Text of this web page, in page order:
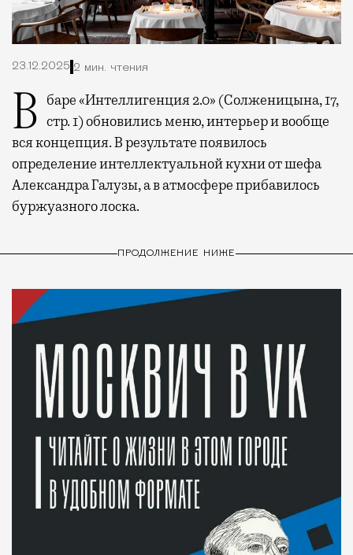
23.12.2025 2 мин. чтения
В баре «Интеллигенция 2.0» (Солженицына, 17, стр. 1) обновились меню, интерьер и вообще
вся концепция. В результате появилось
определение интеллектуальной кухни от шефа
Александра Галузы, а в атмосфере прибавилось
буржуазного лоска.
ПРОДОЛЖЕНИЕ НИЖЕ